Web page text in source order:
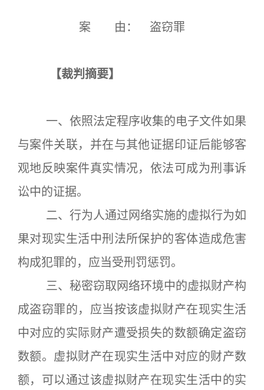
案 由： 盗窃罪
【裁判摘要】
一、依照法定程序收集的电子文件如果
与案件关联，并在与其他证据印证后能够客
观地反映案件真实情况，依法可成为刑事诉
讼中的证据。
二、行为人通过网络实施的虚拟行为如
果对现实生活中刑法所保护的客体造成危害
构成犯罪的，应当受刑罚惩罚。
三、秘密窃取网络环境中的虚拟财产构
成盗窃罪的，应当按该虚拟财产在现实生活
中对应的实际财产遭受损失的数额确定盗窃
数额。虚拟财产在现实生活中对应的财产数
额，可以通过该虚拟财产在现实生活中的实